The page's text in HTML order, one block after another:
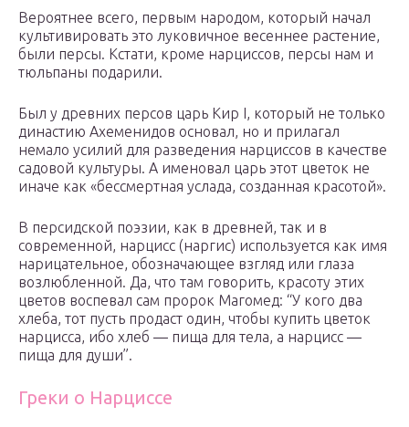
Вероятнее всего, первым народом, который начал
культивировать это луковичное весеннее растение,
были персы. Кстати, кроме нарциссов, персы нам и
тюльпаны подарили.
Был у древних персов царь Кир І, который не только
династию Ахеменидов основал, но и прилагал
немало усилий для разведения нарциссов в качестве
садовой культуры. А именовал царь этот цветок не
иначе как «бессмертная услада, созданная красотой».
В персидской поэзии, как в древней, так и в
современной, нарцисс (наргис) используется как имя
нарицательное, обозначающее взгляд или глаза
возлюбленной. Да, что там говорить, красоту этих
цветов воспевал сам пророк Магомед: “У кого два
хлеба, тот пусть продаст один, чтобы купить цветок
нарцисса, ибо хлеб — пища для тела, а нарцисс —
пища для души”.
Греки о Нарциссе